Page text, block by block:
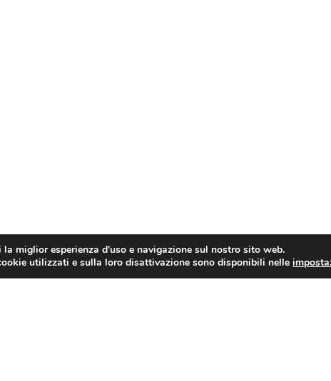
miglior esperienza d'uso e navigazione sul nostro sito web.
utilizzati e sulla loro disattivazione sono disponibili nelle